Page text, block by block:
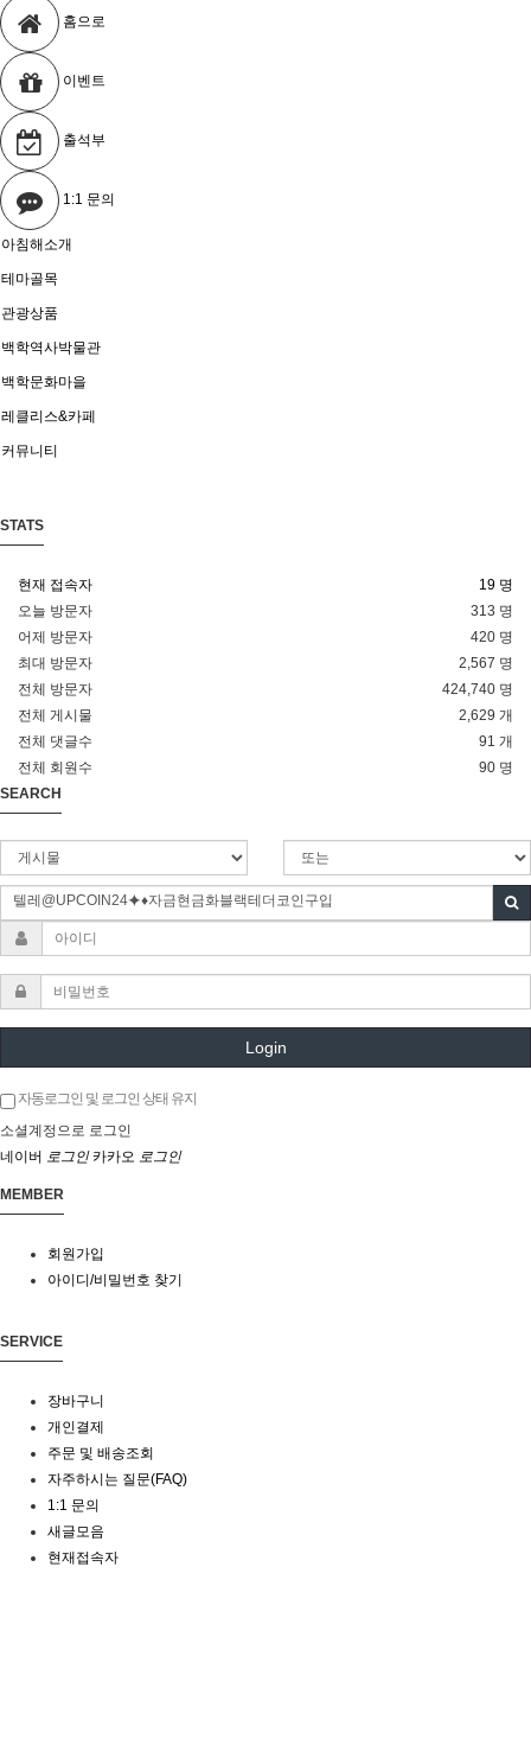
홈으로
이벤트
출석부
1:1 문의
아침해소개
테마골목
관광상품
백학역사박물관
백학문화마을
레클리스&카페
커뮤니티
STATS
19 명
현재 접속자
313 명
오늘 방문자
420 명
어제 방문자
2,567 명
최대 방문자
424,740 명
전체 방문자
2,629 개
전체 게시물
91 개
전체 댓글수
90 명
전체 회원수
SEARCH
Login
자동로그인 및 로그인 상태 유지
소셜계정으로 로그인
네이버 로그인 카카오 로그인
MEMBER
회원가입
아이디/비밀번호 찾기
SERVICE
장바구니
개인결제
주문 및 배송조회
자주하시는 질문(FAQ)
1:1 문의
새글모음
현재접속자